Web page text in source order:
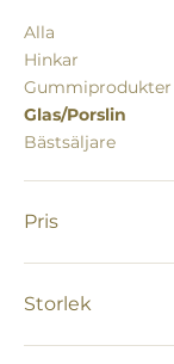
Alla
Hinkar
Gummiprodukter
Glas/Porslin
Bästsäljare
Pris
99 kr
Storlek
L